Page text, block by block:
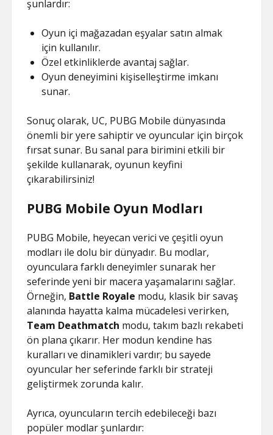
şunlardır:
Oyun içi mağazadan eşyalar satın almak
için kullanılır.
Özel etkinliklerde avantaj sağlar.
Oyun deneyimini kişiselleştirme imkanı
sunar.
Sonuç olarak, UC, PUBG Mobile dünyasında
önemli bir yere sahiptir ve oyuncular için birçok
fırsat sunar. Bu sanal para birimini etkili bir
şekilde kullanarak, oyunun keyfini
çıkarabilirsiniz!
PUBG Mobile Oyun Modları
PUBG Mobile, heyecan verici ve çeşitli oyun
modları ile dolu bir dünyadır. Bu modlar,
oyunculara farklı deneyimler sunarak her
seferinde yeni bir macera yaşamalarını sağlar.
Örneğin, Battle Royale modu, klasik bir savaş
alanında hayatta kalma mücadelesi verirken,
Team Deathmatch modu, takım bazlı rekabeti
ön plana çıkarır. Her modun kendine has
kuralları ve dinamikleri vardır; bu sayede
oyuncular her seferinde farklı bir strateji
geliştirmek zorunda kalır.
Ayrıca, oyuncuların tercih edebileceği bazı
popüler modlar şunlardır: